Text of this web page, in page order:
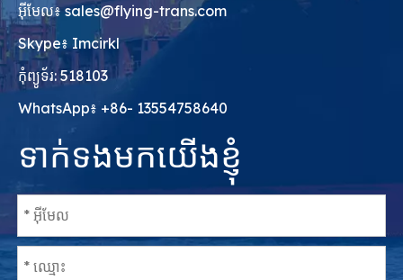
អ៊ីមែល៖sales@flying-trans.com
Skype៖ Imcirkl
កុំព្យូទ័រ: 518103
WhatsApp៖ +86- 13554758640
ទាក់ទងមកយើងខ្ញុំ